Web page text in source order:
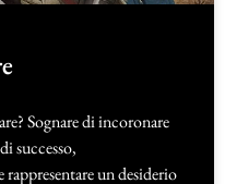
Sognare di incoronare
successo,
un desiderio